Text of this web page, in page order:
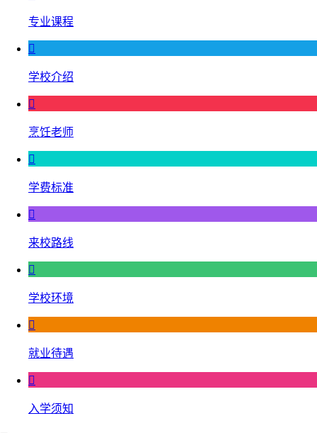
专业课程

学校介绍

烹饪老师

学费标准

来校路线

学校环境

就业待遇

入学须知